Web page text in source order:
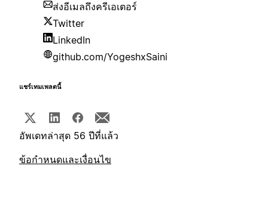
ส่งอีเมลถึงครีเอเตอร์
Twitter
LinkedIn
github.com/YogeshxSaini
แชร์เทมเพลตนี้
อัพเดทล่าสุด 56 ปีที่แล้ว
ข้อกำหนดและเงื่อนไข